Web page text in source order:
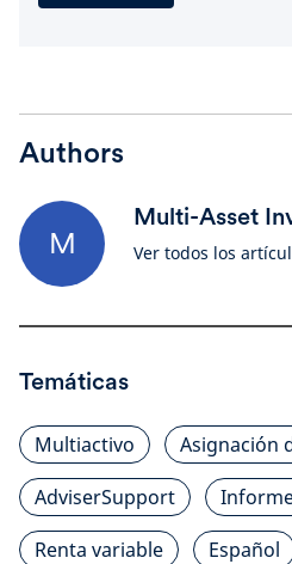
Authors
M
Multi-Asset
Ver todos los
Temáticas
Multiactivo
Asignación
AdviserSupport
Renta variable
Español